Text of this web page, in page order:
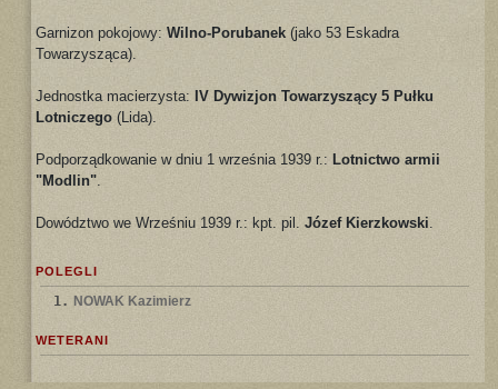
Garnizon pokojowy: Wilno-Porubanek (jako 53 Eskadra
Towarzysząca).
Jednostka macierzysta: IV Dywizjon Towarzyszący 5 Pułku
Lotniczego (Lida).
Podporządkowanie w dniu 1 września 1939 r.: Lotnictwo armii
"Modlin".
Dowództwo we Wrześniu 1939 r.: kpt. pil. Józef Kierzkowski.
POLEGLI
1. NOWAK Kazimierz
WETERANI